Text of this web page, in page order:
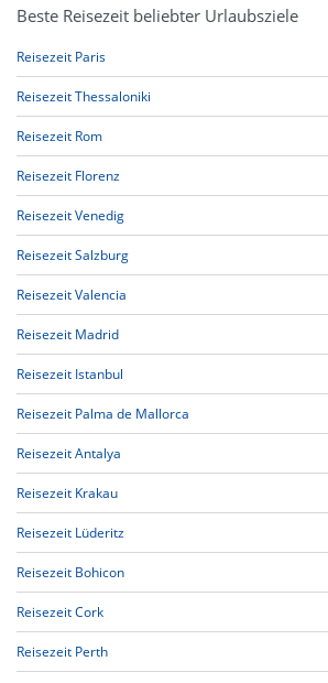
Beste Reisezeit beliebter Urlaubsziele
Reisezeit Paris
Reisezeit Thessaloniki
Reisezeit Rom
Reisezeit Florenz
Reisezeit Venedig
Reisezeit Salzburg
Reisezeit Valencia
Reisezeit Madrid
Reisezeit Istanbul
Reisezeit Palma de Mallorca
Reisezeit Antalya
Reisezeit Krakau
Reisezeit Lüderitz
Reisezeit Bohicon
Reisezeit Cork
Reisezeit Perth